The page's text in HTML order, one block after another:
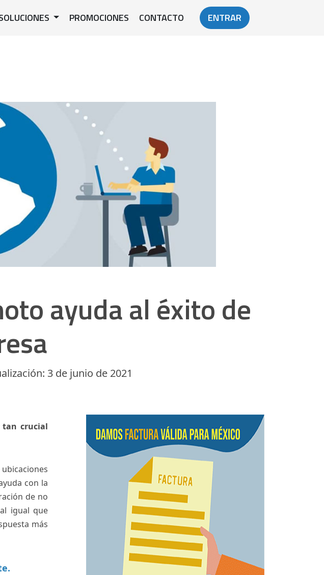
PROMOCIONES CONTACTO ENTRAR
ayuda al éxito de
3 de junio de 2021
tan crucial
con la
de no
igual que
más